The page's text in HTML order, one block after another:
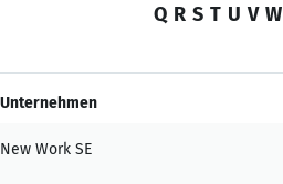
Q R S T U V W
Unternehmen
New Work SE